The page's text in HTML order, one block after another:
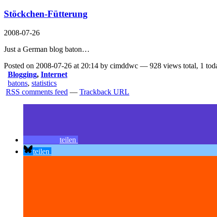
Stöckchen-Fütterung
2008-07-26
Just a German blog baton…
Posted on 2008-07-26 at 20:14 by cimddwc — 928 views total, 1
Blogging, Internet
batons, statistics
RSS comments feed — Trackback URL
teilen
teilen